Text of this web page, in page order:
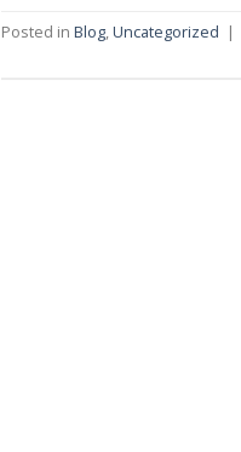
Posted in Blog,Uncategorized |